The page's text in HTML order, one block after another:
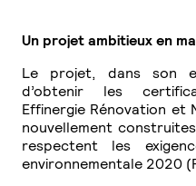
Un projet ambitieux en
Le projet, dans son
d’obtenir les
Effinergie Rénovation et
nouvellement
respectent les
environnementale 2020